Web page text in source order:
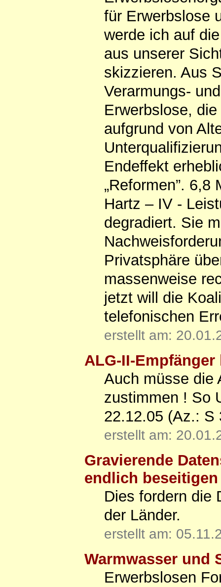
für Erwerbslose
werde ich auf
aus unserer
skizzieren. Aus
Verarmungs-
Erwerbslose,
aufgrund von
Endeffekt
„Reformen”.
Hartz – IV -
degradiert. Sie
Privatsphäre
massenweise
jetzt will die
telefonischen
erstellt am:
ALG-II-
Auch müsse die
zustimmen ! So
22.12.05 (Az.: S
erstellt am:
Gravierende
endlich beseitigen
Dies fordern die
der Länder.
erstellt am:
Warmwasser und
Erwerbslosen